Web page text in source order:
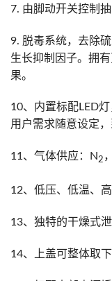
7. 由脚动开关控制
9. 脱毒系统，去除
生长抑制因子。拥
果。
10、内置标配LED
用户需求随意设定，
11、气体供应：N2
12、低压、低温、
13、独特的干燥式
14、上盖可整体取